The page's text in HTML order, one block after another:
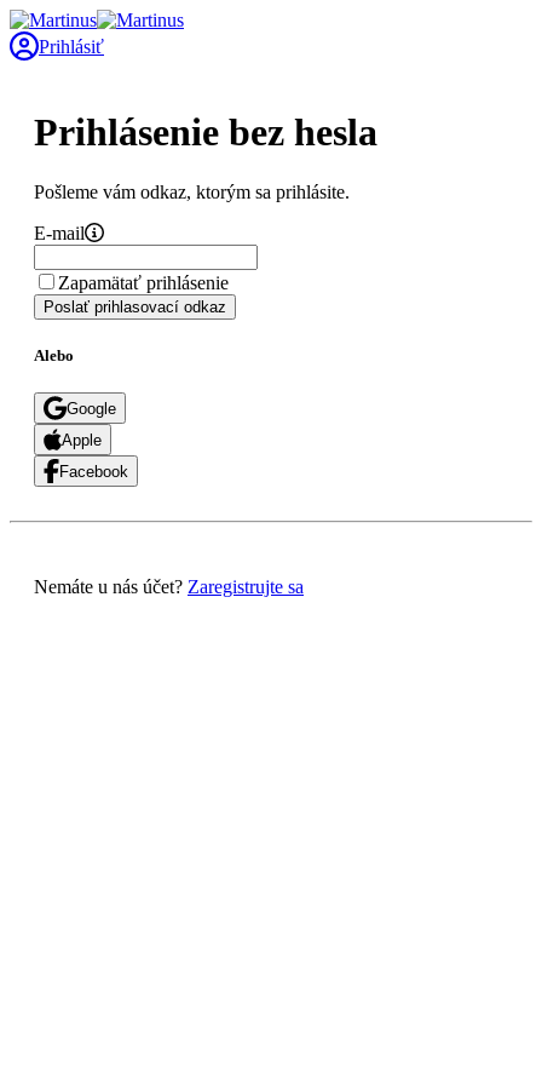
Prihlásiť
Prihlásenie bez hesla
Pošleme vám odkaz, ktorým sa prihlásite.
E-mail
Zapamätať prihlásenie
Poslať prihlasovací odkaz
Alebo
Google
Apple
Facebook
Nemáte u nás účet? Zaregistrujte sa